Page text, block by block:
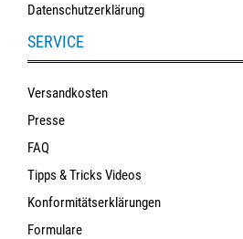
Datenschutzerklärung
SERVICE
Versandkosten
Presse
FAQ
Tipps & Tricks Videos
Konformitätserklärungen
Formulare